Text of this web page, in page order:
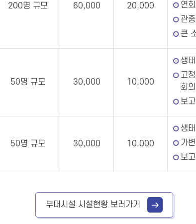
200명 규모 60,000 20,000
연
관
큰
50명 규모 30,000 10,000
생
고
회
보
50명 규모 30,000 10,000
생
가
보
부대시설 시설현황 보러가기